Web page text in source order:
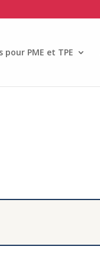
pour PME et TPE